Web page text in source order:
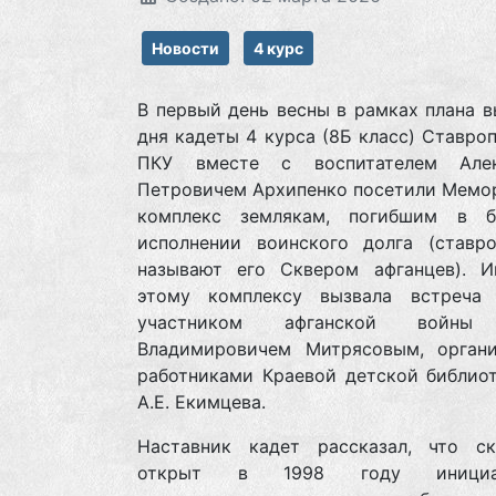
Новости 4 курс
В первый день весны в рамках плана
дня кадеты 4 курса (8Б класс)
ПКУ вместе с воспитателем
Петровичем Архипенко посетили
комплекс землякам, погибшим в
исполнении воинского долга
называют его Сквером афганцев).
этому комплексу вызвала
участником афганской
Владимировичем Митрясовым,
работниками Краевой детской
А.Е. Екимцева.
Наставник кадет рассказал, что
открыт в 1998 году